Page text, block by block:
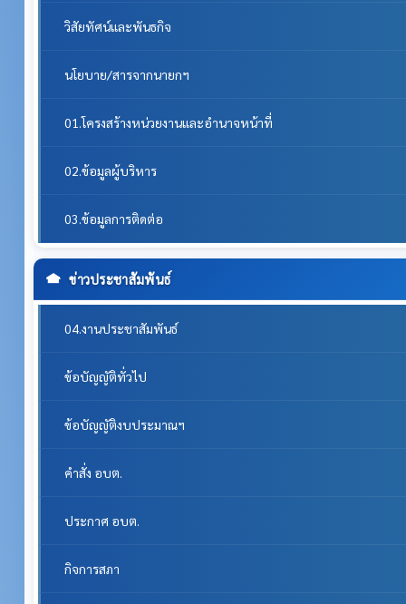
วิสัยทัศน์และพันธกิจ
นโยบาย/สารจากนายกฯ
01.โครงสร้างหน่วยงานและอำนาจหน้าที่
02.ข้อมูลผู้บริหาร
03.ข้อมูลการติดต่อ
ข่าวประชาสัมพันธ์
04.งานประชาสัมพันธ์
ข้อบัญญัติทั่วไป
ข้อบัญญัติงบประมาณฯ
คำสั่ง อบต.
ประกาศ อบต.
กิจการสภา